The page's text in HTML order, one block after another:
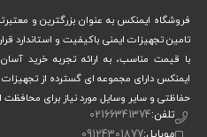
هستند، یک انتخاب ایده‌آل محسوب
مقاومت در برابر جریان برق:
کلاه ایمنی فول بریم مدل وی گارد با
کیفیت بالا طراحی شده است تا خطر
بیمارستان سینا)، جنب کوچه
اطلاعات
خدمات مشتریان